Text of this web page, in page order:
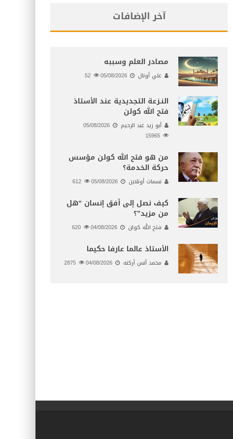
آخر الإضافات
مصادر العلم وسببه
علي أونال 05/08/2026
النـزعة التجديدية عند الأستاذ
فتح الله كولن
أبو زيد عبد الرحيم
05/08/2026
من هو فتح الله كولن مؤسس
حركة الخدمة؟
نسمات أونلاين 05/08/2026
كيف نصل إلى أفق إنسان “هل
من مزيد”؟
فتح الله كولن 04/08/2026
الأستاذ عالما عارفا حكيما
محمد أنس أركنه 04/08/2026